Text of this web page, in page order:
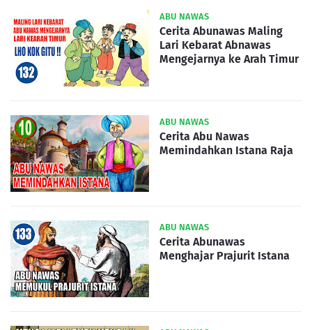
ABU NAWAS
Cerita Abunawas Maling
Lari Kebarat Abnawas
Mengejarnya ke Arah Timur
ABU NAWAS
Cerita Abu Nawas
Memindahkan Istana Raja
ABU NAWAS
Cerita Abunawas
Menghajar Prajurit Istana